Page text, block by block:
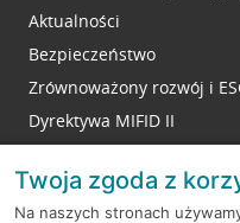
Aktualności
Bezpieczeństwo
Zrównoważony rozwój i
Dyrektywa MIFID II
Twoja zgoda z
Na naszych stronach